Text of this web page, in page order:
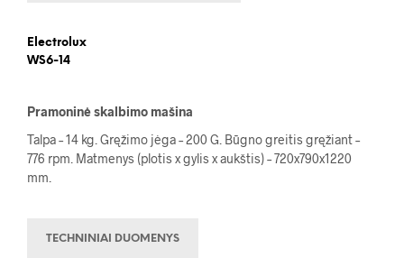
Electrolux
WS6-14
Pramoninė skalbimo mašina
Talpa – 14 kg. Gręžimo jėga – 200 G. Būgno greitis gręžiant –
776 rpm. Matmenys (plotis x gylis x aukštis) – 720x790x1220
mm.
TECHNINIAI DUOMENYS